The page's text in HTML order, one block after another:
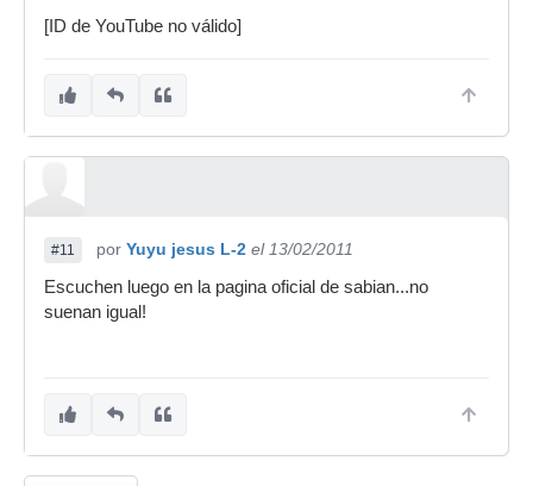
[ID de YouTube no válido]
#11 por Yuyu jesus L-2 el 13/02/2011
Escuchen luego en la pagina oficial de sabian...no
suenan igual!